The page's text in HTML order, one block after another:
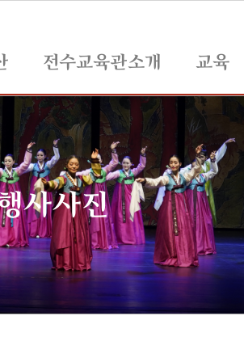
전수교육관소개 교육
사사진